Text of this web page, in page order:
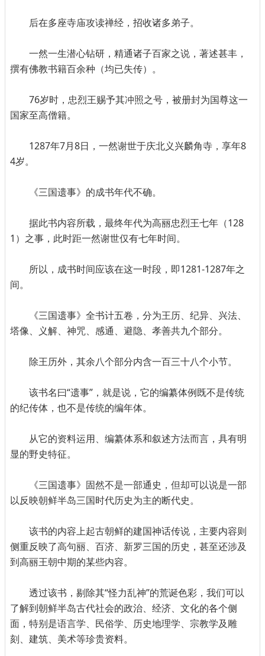
后在多座寺庙攻读禅经，招收诸多弟子。
一然一生潜心钻研，精通诸子百家之说，著述甚丰，
撰有佛教书籍百余种（均已失传）。
76岁时，忠烈王赐予其冲照之号，被册封为国尊这一
国家至高僧籍。
1287年7月8日，一然谢世于庆北义兴麟角寺，享年8
4岁。
《三国遗事》的成书年代不确。
据此书内容所载，最终年代为高丽忠烈王七年（128
1）之事，此时距一然谢世仅有七年时间。
所以，成书时间应该在这一时段，即1281-1287年之
间。
《三国遗事》全书计五卷，分为王历、纪异、兴法、
塔像、义解、神咒、感通、避隐、孝善共九个部分。
除王历外，其余八个部分内含一百三十八个小节。
该书名曰“遗事”，就是说，它的编纂体例既不是传统
的纪传体，也不是传统的编年体。
从它的资料运用、编纂体系和叙述方法而言，具有明
显的野史特征。
《三国遗事》固然不是一部通史，但却可以说是一部
以反映朝鲜半岛三国时代历史为主的断代史。
该书的内容上起古朝鲜的建国神话传说，主要内容则
侧重反映了高句丽、百济、新罗三国的历史，甚至还涉及
到高丽王朝中期的某些内容。
透过该书，剔除其“怪力乱神”的荒诞色彩，我们可以
了解到朝鲜半岛古代社会的政治、经济、文化的各个侧
面，特别是语言学、民俗学、历史地理学、宗教学及雕
刻、建筑、美术等珍贵资料。